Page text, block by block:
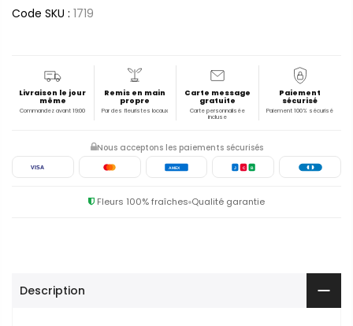
Code SKU : 1719
Livraison le jour
même
Commandez avant 19:00
Remis en main
propre
Par des fleuristes locaux
Carte message
gratuite
Carte personnalisée
incluse
Paiement
sécurisé
Paiement 100% sécurisé
Nous acceptons les paiements sécurisés
VISA AMEX J C B
Fleurs 100% fraîches Qualité garantie
Description